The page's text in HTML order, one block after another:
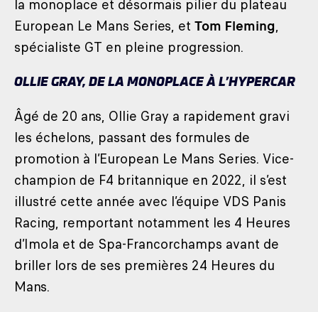
la monoplace et désormais pilier du plateau
European Le Mans Series, et Tom Fleming,
spécialiste GT en pleine progression.
OLLIE GRAY, DE LA MONOPLACE À L’HYPERCAR
Âgé de 20 ans, Ollie Gray a rapidement gravi
les échelons, passant des formules de
promotion à l’European Le Mans Series. Vice-
champion de F4 britannique en 2022, il s’est
illustré cette année avec l’équipe VDS Panis
Racing, remportant notamment les 4 Heures
d’Imola et de Spa-Francorchamps avant de
briller lors de ses premières 24 Heures du
Mans.